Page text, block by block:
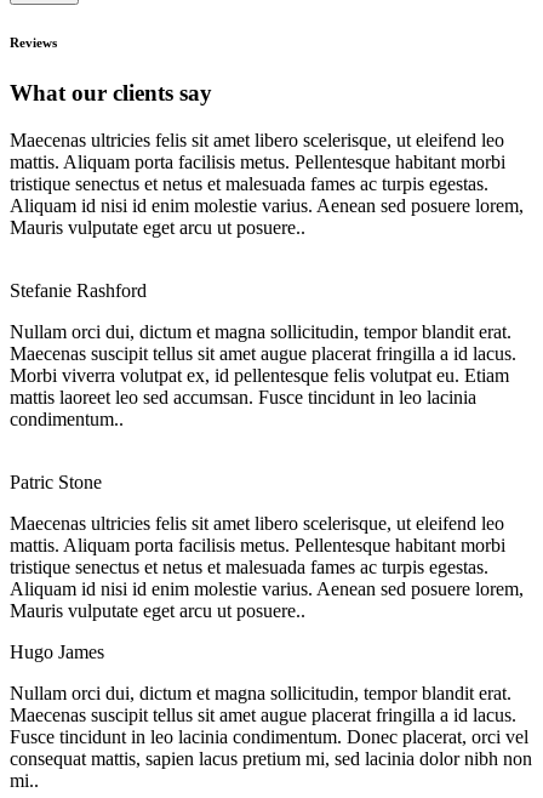
Reviews
What our clients say
Maecenas ultricies felis sit amet libero scelerisque, ut eleifend leo
mattis. Aliquam porta facilisis metus. Pellentesque habitant morbi
tristique senectus et netus et malesuada fames ac turpis egestas.
Aliquam id nisi id enim molestie varius. Aenean sed posuere lorem,
Mauris vulputate eget arcu ut posuere..
Stefanie Rashford
Nullam orci dui, dictum et magna sollicitudin, tempor blandit erat.
Maecenas suscipit tellus sit amet augue placerat fringilla a id lacus.
Morbi viverra volutpat ex, id pellentesque felis volutpat eu. Etiam
mattis laoreet leo sed accumsan. Fusce tincidunt in leo lacinia
condimentum..
Patric Stone
Maecenas ultricies felis sit amet libero scelerisque, ut eleifend leo
mattis. Aliquam porta facilisis metus. Pellentesque habitant morbi
tristique senectus et netus et malesuada fames ac turpis egestas.
Aliquam id nisi id enim molestie varius. Aenean sed posuere lorem,
Mauris vulputate eget arcu ut posuere..
Hugo James
Nullam orci dui, dictum et magna sollicitudin, tempor blandit erat.
Maecenas suscipit tellus sit amet augue placerat fringilla a id lacus.
Fusce tincidunt in leo lacinia condimentum. Donec placerat, orci vel
consequat mattis, sapien lacus pretium mi, sed lacinia dolor nibh non
mi..